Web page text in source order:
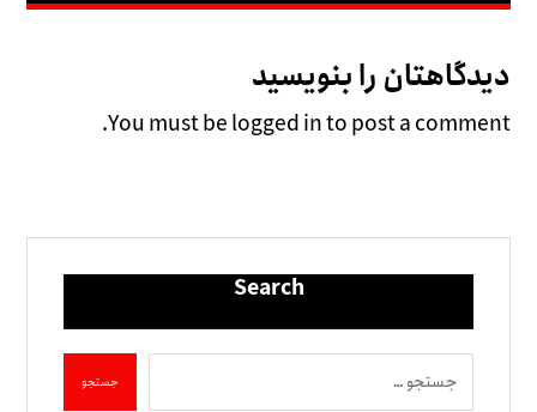
دیدگاهتان را بنویسید
You must be logged in to post a comment.
Search